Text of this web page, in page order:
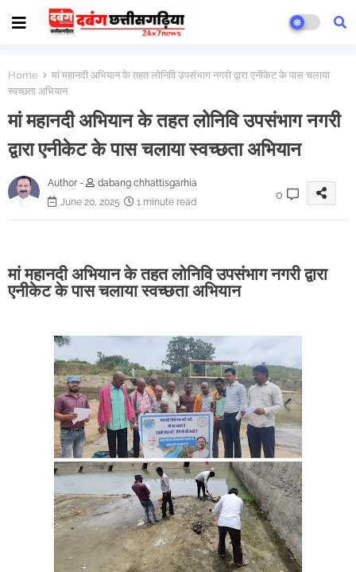
Home
मां महानदी अभियान के तहत लोनिवि उपसंभाग नगरी द्वारा एनीकेट के पास चलाया
स्वच्छता अभियान
मां महानदी अभियान के तहत लोनिवि उपसंभाग नगरी
द्वारा एनीकेट के पास चलाया स्वच्छता अभियान
Author -
dabang chhattisgarhia
June 20, 2025
1 minute read
0
मां महानदी अभियान के तहत लोनिवि उपसंभाग नगरी द्वारा
एनीकेट के पास चलाया स्वच्छता अभियान